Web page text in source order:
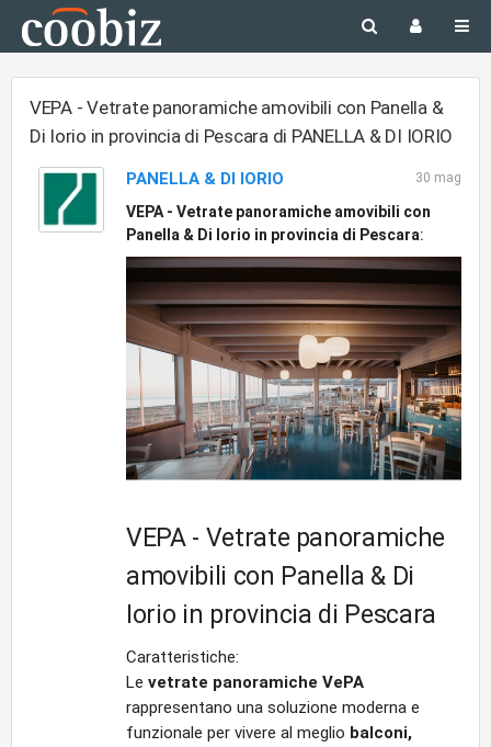
VEPA - Vetrate panoramiche amovibili con Panella &
Di Iorio in provincia di Pescara di PANELLA & DI IORIO
30 mag
PANELLA & DI IORIO
VEPA - Vetrate panoramiche amovibili con
Panella & Di Iorio in provincia di Pescara:
VEPA - Vetrate panoramiche
amovibili con Panella & Di
Iorio in provincia di Pescara
Caratteristiche:
Le vetrate panoramiche VePA
rappresentano una soluzione moderna e
funzionale per vivere al meglio balconi,